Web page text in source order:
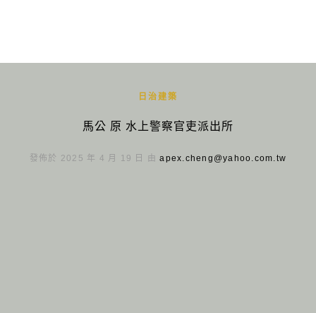
日治建築
馬公 原 水上警察官吏派出所
發佈於 2025 年 4 月 19 日 由apex.cheng@yahoo.com.tw